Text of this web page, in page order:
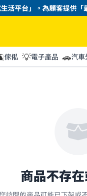
台」。為顧客提供「最
傢俬 💡電子產品 🚗汽車
商品不存